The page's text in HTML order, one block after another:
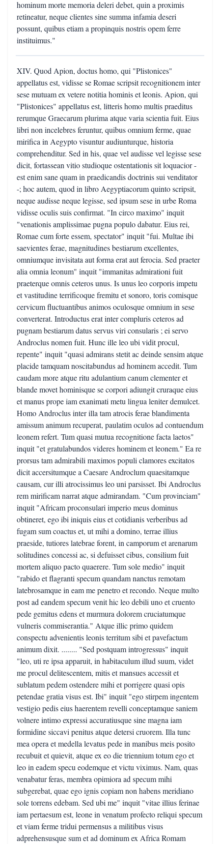
hominum morte memoria deleri debet, quin a proximis
retineatur, neque clientes sine summa infamia deseri
possunt, quibus etiam a propinquis nostris opem ferre
instituimus."
XIV. Quod Apion, doctus homo, qui "Plistonices"
appellatus est, vidisse se Romae scripsit recognitionem inter
sese mutuam ex vetere notitia hominis et leonis. Apion, qui
"Plistonices" appellatus est, litteris homo multis praeditus
rerumque Graecarum plurima atque varia scientia fuit. Eius
libri non incelebres feruntur, quibus omnium ferme, quae
mirifica in Aegypto visuntur audiunturque, historia
comprehenditur. Sed in his, quae vel audisse vel legisse sese
dicit, fortassean vitio studioque ostentationis sit loquacior -
est enim sane quam in praedicandis doctrinis sui venditator
-; hoc autem, quod in libro Aegyptiacorum quinto scripsit,
neque audisse neque legisse, sed ipsum sese in urbe Roma
vidisse oculis suis confirmat. "In circo maximo" inquit
"venationis amplissimae pugna populo dabatur. Eius rei,
Romae cum forte essem, spectator" inquit "fui. Multae ibi
saevientes ferae, magnitudines bestiarum excellentes,
omniumque invisitata aut forma erat aut ferocia. Sed praeter
alia omnia leonum" inquit "immanitas admirationi fuit
praeterque omnis ceteros unus. Is unus leo corporis impetu
et vastitudine terrificoque fremitu et sonoro, toris comisque
cervicum fluctuantibus animos oculosque omnium in sese
converterat. Introductus erat inter compluris ceteros ad
pugnam bestiarum datus servus viri consularis ; ei servo
Androclus nomen fuit. Hunc ille leo ubi vidit procul,
repente" inquit "quasi admirans stetit ac deinde sensim atque
placide tamquam noscitabundus ad hominem accedit. Tum
caudam more atque ritu adulantium canum clementer et
blande movet hominisque se corpori adiungit cruraque eius
et manus prope iam exanimati metu lingua leniter demulcet.
Homo Androclus inter illa tam atrocis ferae blandimenta
amissum animum recuperat, paulatim oculos ad contuendum
leonem refert. Tum quasi mutua recognitione facta laetos"
inquit "et gratulabundos videres hominem et leonem." Ea re
prorsus tam admirabili maximos populi clamores excitatos
dicit accersitumque a Caesare Androclum quaesitamque
causam, cur illi atrocissimus leo uni parsisset. Ibi Androclus
rem mirificam narrat atque admirandam. "Cum provinciam"
inquit "Africam proconsulari imperio meus dominus
obtineret, ego ibi iniquis eius et cotidianis verberibus ad
fugam sum coactus et, ut mihi a domino, terrae illius
praeside, tutiores latebrae forent, in camporum et arenarum
solitudines concessi ac, si defuisset cibus, consilium fuit
mortem aliquo pacto quaerere. Tum sole medio" inquit
"rabido et flagranti specum quandam nanctus remotam
latebrosamque in eam me penetro et recondo. Neque multo
post ad eandem specum venit hic leo debili uno et cruento
pede gemitus edens et murmura dolorem cruciatumque
vulneris commiserantia." Atque illic primo quidem
conspectu advenientis leonis territum sibi et pavefactum
animum dixit. ........ "Sed postquam introgressus" inquit
"leo, uti re ipsa apparuit, in habitaculum illud suum, videt
me procul delitescentem, mitis et mansues accessit et
sublatum pedem ostendere mihi et porrigere quasi opis
petendae gratia visus est. Ibi" inquit "ego stirpem ingentem
vestigio pedis eius haerentem revelli conceptamque saniem
volnere intimo expressi accuratiusque sine magna iam
formidine siccavi penitus atque detersi cruorem. Illa tunc
mea opera et medella levatus pede in manibus meis posito
recubuit et quievit, atque ex eo die triennium totum ego et
leo in eadem specu eodemque et victu viximus. Nam, quas
venabatur feras, membra opimiora ad specum mihi
subgerebat, quae ego ignis copiam non habens meridiano
sole torrens edebam. Sed ubi me" inquit "vitae illius ferinae
iam pertaesum est, leone in venatum profecto reliqui specum
et viam ferme tridui permensus a militibus visus
adprehensusque sum et ad dominum ex Africa Romam